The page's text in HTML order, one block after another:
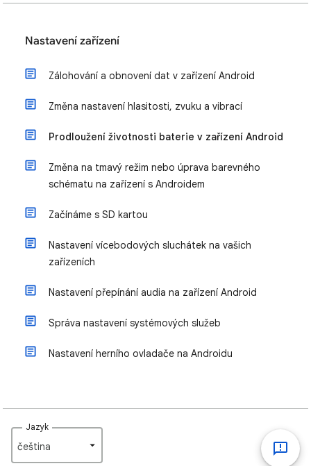
Nastavení zařízení
Zálohování a obnovení dat v zařízení Android
Změna nastavení hlasitosti, zvuku a vibrací
Prodloužení životnosti baterie v zařízení Android
Změna na tmavý režim nebo úprava barevného
schématu na zařízení s Androidem
Začínáme s SD kartou
Nastavení vícebodových sluchátek na vašich
zařízeních
Nastavení přepínání audia na zařízení Android
Správa nastavení systémových služeb
Nastavení herního ovladače na Androidu
Jazyk
čeština‎